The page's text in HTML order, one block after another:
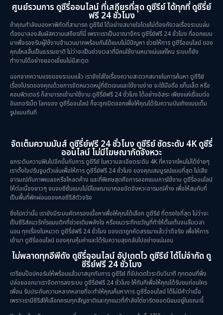
ศูนย์รวมการ ดูซีรี่ออนไลน์ ที่เสถียรที่สุด ดูซีรีย์ ได้ทุกที่ ดูซีรี่ย์
ฟรี 24 ชั่วโมง
ถ้าคุณกำลังมองหาพิกัดที่สามารถ ดูซีรีย์ ได้อย่างสบายใจโดยไม่ต้องกังวลเรื่องระบบล่ม
ต้องมาลองสัมผัสความเสถียรที่นี่ เพราะเราเป็นอาณาจักร ดูซีรี่ย์ฟรี 24 ชั่วโมง ที่ออกแบบ
มาเพื่อรองรับผู้ใช้งานจำนวนมากพร้อมกันได้แบบไม่มีปัญหา ช่วยให้การ ดูซีรี่ออนไลน์ ของ
คุณไหลลื่นเป็นธรรมชาติ ไม่ว่าจะเป็นช่วงเวลาที่มีคนใช้งานหนาแน่นแค่ไหน ระบบก็ยัง
ทำงานได้อย่างยอดเยี่ยมไม่มีสะดุด
นอกจากความแรงของระบบแล้ว เรายังใส่ใจเรื่องความสะดวกสบายในการค้นหา ดูซีรีย์
เรื่องโปรดของคุณด้วยการจัดหมวดหมู่ที่ชัดเจนและใช้งานง่าย จะใช้มือถือ แท็บเล็ต หรือ
คอมพิวเตอร์ ก็สามารถเข้ามาใช้งาน ดูซีรี่ย์ฟรี 24 ชั่วโมง ได้อย่างอิสระ เพียงแค่เชื่อมต่อ
อินเทอร์เน็ต โลกของ ดูซีรี่ออนไลน์ ก็จะถูกเปิดออกเพื่อให้คุณได้รับความบันเทิงแบบเต็ม
รูปแบบทันที
จัดเต็มความมันส์ ดูซีรี่ย์ฟรี 24 ชั่วโมง ดูซีรีย์ ชัดระดับ 4K ดูซีรี่
ออนไลน์ ไม่มีโฆษณากัดจังหวะ
ยกระดับความฟินไปอีกขั้นกับการ ดูซีรีย์ ในความละเอียดระดับ 4K ที่หาจากไหนไม่ได้ง่ายๆ
เราตั้งใจปรับจูนตัวเล่นเพื่อให้การ ดูซีรี่ย์ฟรี 24 ชั่วโมง ของคุณสมบูรณ์แบบที่สุด ไม่เสีย
อารมณ์กับภาพเบลอหรือโหลดค้าง และที่พิเศษสุดคือการออกแบบการใช้งาน ดูซีรี่ออนไลน์
ให้ต่อเนื่องยาวๆ จนจบซีซั่นแบบไม่มีโฆษณามาคอยขัดจังหวะอารมณ์ค้าง เพื่อให้สมกับที่
เป็นพื้นที่พักผ่อนของคอซีรีส์ตัวจริง
ยิ่งไปกว่านั้น เรายังมีระบบคัดกรองเนื้อหาเพื่อให้คุณได้เลือก ดูซีรีย์ ที่ตรงใจที่สุด ไม่ว่าจะ
เป็นซีรีส์แนวรักโรแมนติกที่ช่วยเติมพลังใจ หรือแนวระทึกขวัญที่ทำให้ตื่นเต้นจนลืมเวลา
นอน ทุกเรื่องในหมวด ดูซีรี่ย์ฟรี 24 ชั่วโมง ของเราถูกคัดสรรมาแล้วว่าดีจริง เพื่อให้การ
เข้ามา ดูซีรี่ออนไลน์ ของคุณคุ้มค่าและได้รับความสุขกลับไปอย่างแน่นอน
ไม่พลาดทุกอีพีดัง ดูซีรี่ออนไลน์ อัปเดตไว ดูซีรีย์ ได้ไม่จำกัด ดู
ซีรี่ย์ฟรี 24 ชั่วโมง
เตรียมป๊อปคอร์นให้พร้อมแล้วมาสนุกกับการ ดูซีรีย์ ที่อัปเดตไวระดับวินาที ทุกตอนที่พึ่ง
ปล่อยออกมาเราจัดการลงระบบ ดูซีรี่ย์ฟรี 24 ชั่วโมง ให้ทันทีเพื่อให้คุณได้รับชมก่อนใคร
เพื่อน รับประกันความหลากหลายที่จะทำให้คุณค้นหาการ ดูซีรี่ออนไลน์ ได้ไม่มีคำว่าเบื่อ
เพราะเรามีซีรีส์ให้เลือกครบทุกสัญชาติและทุกแนวที่กำลังไต่ชาร์ตยอดนิยมอยู่ในขณะนี้